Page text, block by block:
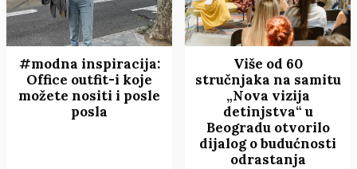
#modna inspiracija:
Office outfit-i koje
možete nositi i posle
posla
Više od 60
stručnjaka na samitu
„Nova vizija
detinjstva“ u
Beogradu otvorilo
dijalog o budućnosti
odrastanja